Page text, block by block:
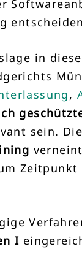
in
,
sein.
I